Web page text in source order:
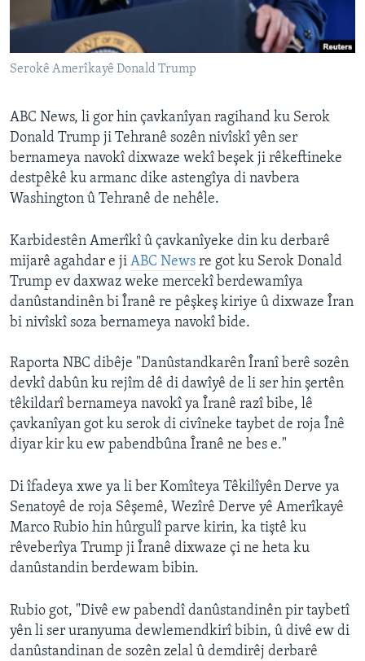
ÇAND Û HUNER
SERNIVÎS
SORANÎ
Learning English
FOLLOW US
Zimanên Din
Serokê Amerîkayê Donald Trump
ABC News, li gor hin çavkanîyan ragihand ku Serok
Donald Trump ji Tehranê sozên nivîskî yên ser
bernameya navokî dixwaze wekî beşek ji rêkeftineke
destpêkê ku armanc dike astengîya di navbera
Washington û Tehranê de nehêle.
Karbidestên Amerîkî û çavkanîyeke din ku derbarê
mijarê agahdar e ji ABC News re got ku Serok Donald
Trump ev daxwaz weke mercekî berdewamîya
danûstandinên bi Îranê re pêşkeş kiriye û dixwaze Îran
bi nivîskî soza bernameya navokî bide.
Raporta NBC dibêje "Danûstandkarên Îranî berê sozên
devkî dabûn ku rejîm dê di dawîyê de li ser hin şertên
têkildarî bernameya navokî ya Îranê razî bibe, lê
çavkanîyan got ku serok di civîneke taybet de roja Înê
diyar kir ku ew pabendbûna Îranê ne bes e."
Di îfadeya xwe ya li ber Komîteya Têkilîyên Derve ya
Senatoyê de roja Sêşemê, Wezîrê Derve yê Amerîkayê
Marco Rubio hin hûrgulî parve kirin, ka tiştê ku
rêveberîya Trump ji Îranê dixwaze çi ne heta ku
danûstandin berdewam bibin.
Rubio got, "Divê ew pabendî danûstandinên pir taybetî
yên li ser uranyuma dewlemendkirî bibin, û divê ew di
danûstandinan de sozên zelal û demdirêj derbarê